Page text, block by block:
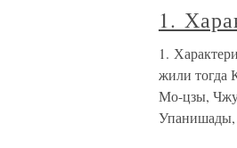
1.
1.
жили тогда
Мо-цзы,
Упанишады,